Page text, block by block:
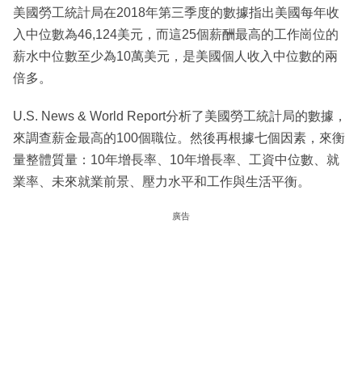
美國勞工統計局在2018年第三季度的數據指出美國每年收
入中位數為46,124美元，而這25個薪酬最高的工作崗位的
薪水中位數至少為10萬美元，是美國個人收入中位數的兩
倍多。
U.S. News & World Report分析了美國勞工統計局的數據，
來調查薪金最高的100個職位。然後再根據七個因素，來衡
量整體質量：10年增長率、10年增長率、工資中位數、就
業率、未來就業前景、壓力水平和工作與生活平衡。
廣告